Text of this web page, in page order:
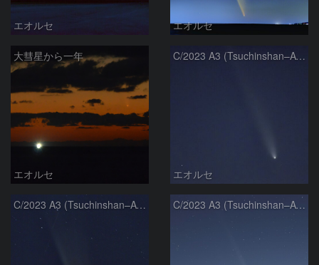
エオルセ エオルセ
大彗星から一年
エオルセ
C/2023 A3 (Tsuchinshan–ATLAS)
エオルセ
C/2023 A3 (Tsuchinshan–ATLAS) C/2023 A3 (Tsuchinshan–ATLAS)